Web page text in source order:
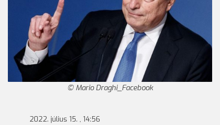
Mario Draghi_Facebook
2022. július 15. , 14:56